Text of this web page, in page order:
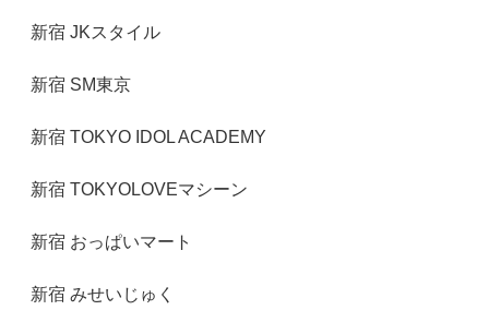
新宿 JKスタイル
新宿 SM東京
新宿 TOKYO IDOL ACADEMY
新宿 TOKYOLOVEマシーン
新宿 おっぱいマート
新宿 みせいじゅく